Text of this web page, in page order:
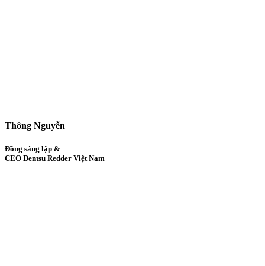
Thông Nguyễn
Đồng sáng lập &
CEO Dentsu Redder Việt Nam